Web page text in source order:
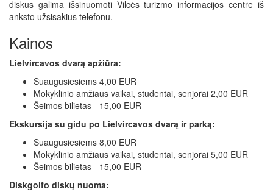
diskus galima išsinuomoti Vilcės turizmo informacijos centre iš
anksto užsisakius telefonu.
Kainos
Lielvircavos dvarą apžiūra:
Suaugusiesiems 4,00 EUR
Mokyklinio amžiaus vaikai, studentai, senjorai 2,00 EUR
Šeimos bilietas - 15,00 EUR
Ekskursija su gidu po Lielvircavos dvarą ir parką:
Suaugusiesiems 8,00 EUR
Mokyklinio amžiaus vaikai, studentai, senjorai 5,00 EUR
Šeimos bilietas - 15,00 EUR
Diskgolfo diskų nuoma: